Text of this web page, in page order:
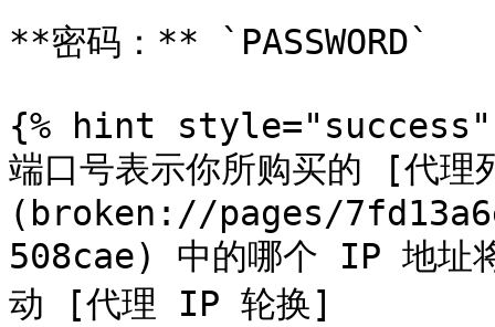
**密码：** `PASSWORD`
{% hint style="success"
端口号表示你所购买的 [代理
(broken://pages/
508cae) 中的哪个 IP 地址
动 [代理 IP 轮换]